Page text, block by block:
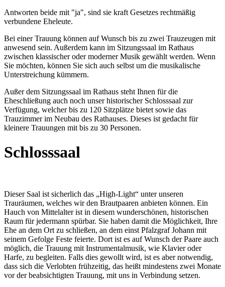
Antworten beide mit "ja", sind sie kraft Gesetzes rechtmäßig
verbundene Eheleute.
Bei einer Trauung können auf Wunsch bis zu zwei Trauzeugen mit
anwesend sein. Außerdem kann im Sitzungssaal im Rathaus
zwischen klassischer oder moderner Musik gewählt werden. Wenn
Sie möchten, können Sie sich auch selbst um die musikalische
Unterstreichung kümmern.
Außer dem Sitzungssaal im Rathaus steht Ihnen für die
Eheschließung auch noch unser historischer Schlosssaal zur
Verfügung, welcher bis zu 120 Sitzplätze bietet sowie das
Trauzimmer im Neubau des Rathauses. Dieses ist gedacht für
kleinere Trauungen mit bis zu 30 Personen.
Schlosssaal
Dieser Saal ist sicherlich das „High-Light“ unter unseren
Trauräumen, welches wir den Brautpaaren anbieten können. Ein
Hauch von Mittelalter ist in diesem wunderschönen, historischen
Raum für jedermann spürbar. Sie haben damit die Möglichkeit, Ihre
Ehe an dem Ort zu schließen, an dem einst Pfalzgraf Johann mit
seinem Gefolge Feste feierte. Dort ist es auf Wunsch der Paare auch
möglich, die Trauung mit Instrumentalmusik, wie Klavier oder
Harfe, zu begleiten. Falls dies gewollt wird, ist es aber notwendig,
dass sich die Verlobten frühzeitig, das heißt mindestens zwei Monate
vor der beabsichtigten Trauung, mit uns in Verbindung setzen.